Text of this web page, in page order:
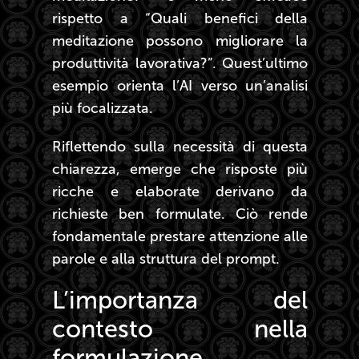
rispetto a “Quali benefici della
meditazione possono migliorare la
produttività lavorativa?”. Quest’ultimo
esempio orienta l’AI verso un’analisi
più focalizzata.
Riflettendo sulla necessità di questa
chiarezza, emerge che risposte più
ricche e elaborate derivano da
richieste ben formulate. Ciò rende
fondamentale prestare attenzione alle
parole e alla struttura del prompt.
L’importanza del
contesto nella